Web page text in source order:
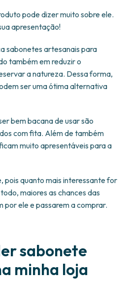
pode dizer muito sobre ele.
apresentação!
sabonetes artesanais para
também em reduzir o
a natureza. Dessa forma,
ser uma ótima alternativa
bem bacana de usar são
com fita. Além de também
muito apresentáveis para a
pois quanto mais interessante for
maiores as chances das
por ele e passarem a comprar.
sabonete
minha loja